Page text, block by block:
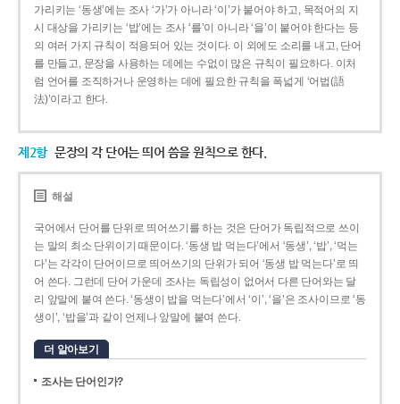
가리키는 ‘동생’에는 조사 ‘가’가 아니라 ‘이’가 붙어야 하고, 목적어의 지
시 대상을 가리키는 ‘밥’에는 조사 ‘를’이 아니라 ‘을’이 붙어야 한다는 등
의 여러 가지 규칙이 적용되어 있는 것이다. 이 외에도 소리를 내고, 단어
를 만들고, 문장을 사용하는 데에는 수없이 많은 규칙이 필요하다. 이처
럼 언어를 조직하거나 운영하는 데에 필요한 규칙을 폭넓게 ‘어법(語
法)’이라고 한다.
제2항 문장의 각 단어는 띄어 씀을 원칙으로 한다.
해설
국어에서 단어를 단위로 띄어쓰기를 하는 것은 단어가 독립적으로 쓰이
는 말의 최소 단위이기 때문이다. ‘동생 밥 먹는다’에서 ‘동생’, ‘밥’, ‘먹는
다’는 각각이 단어이므로 띄어쓰기의 단위가 되어 ‘동생 밥 먹는다’로 띄
어 쓴다. 그런데 단어 가운데 조사는 독립성이 없어서 다른 단어와는 달
리 앞말에 붙여 쓴다. ‘동생이 밥을 먹는다’에서 ‘이’, ‘을’은 조사이므로 ‘동
생이’, ‘밥을’과 같이 언제나 앞말에 붙여 쓴다.
더 알아보기
조사는 단어인가?